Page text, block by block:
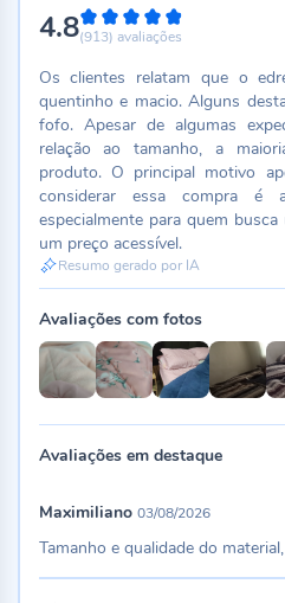
4.896%
(913) avaliações
Os clientes relatam que o
quentinho e macio. Alguns
fofo. Apesar de algumas
relação ao tamanho, a
produto. O principal motivo
considerar essa compra é
especialmente para quem
um preço acessível.
Resumo gerado por IA
Avaliações com fotos
Avaliações em destaque
Maximiliano 03/08/2026
Tamanho e qualidade do